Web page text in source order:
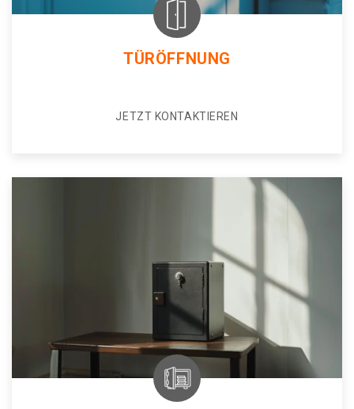
TÜRÖFFNUNG
JETZT KONTAKTIEREN